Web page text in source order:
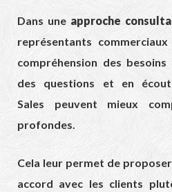
Dans une approche
représentants
compréhension des
des questions et en
Sales peuvent mieux
profondes.
Cela leur permet de
accord avec les clients